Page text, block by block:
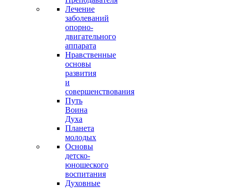
Лечение
заболеваний
опорно-
двигательного
аппарата
Нравственные
основы
развития
и
совершенствования
Путь
Воина
Духа
Планета
молодых
Основы
детско-
юношеского
воспитания
Духовные